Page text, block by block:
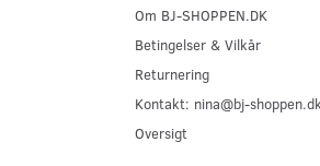
Om BJ-SHOPPEN.DK
Betingelser & Vilkår
Returnering
Kontakt: nina@bj-shoppen.dk
Oversigt